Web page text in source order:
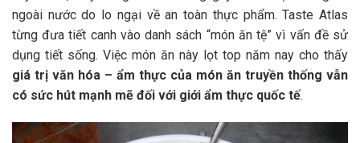
ngoài nước do lo ngại về an toàn thực phẩm. Taste Atlas
từng đưa tiết canh vào danh sách “món ăn tệ” vì vấn đề sử
dụng tiết sống. Việc món ăn này lọt top năm nay cho thấy
giá trị văn hóa – ẩm thực của món ăn truyền thống vẫn
có sức hút mạnh mẽ đối với giới ẩm thực quốc tế.